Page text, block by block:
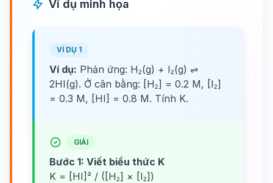
Ví dụ minh họa
VÍ DỤ 1
Ví dụ: Phản ứng: H₂(g) + I₂(g) ⇌
2HI(g). Ở cân bằng: [H₂] = 0.2 M, [I₂]
= 0.3 M, [HI] = 0.8 M. Tính K.
GIẢI
Bước 1: Viết biểu thức K
K = [HI]² / ([H₂] × [I₂])